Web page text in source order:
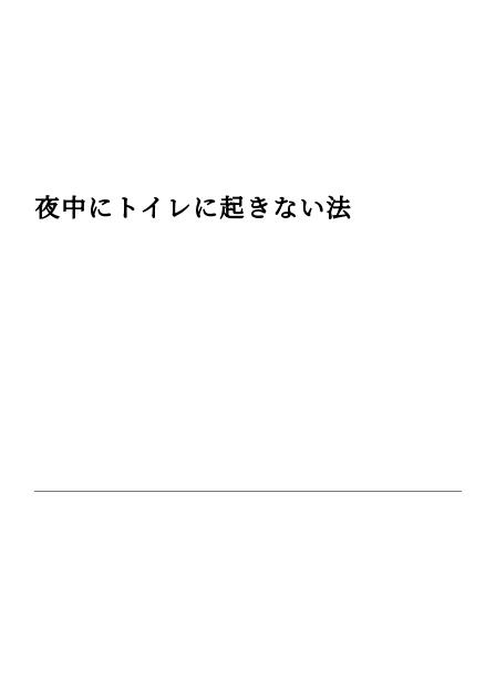
夜中にトイレに起きない法